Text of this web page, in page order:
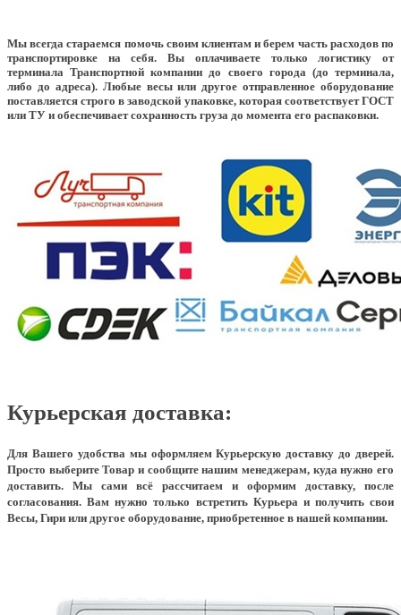
Мы всегда стараемся помочь своим клиентам и берем часть расходов по
транспортировке на себя. Вы оплачиваете только логистику от
терминала Транспортной компании до своего города (до терминала,
либо до адреса). Любые весы или другое отправленное оборудование
поставляется строго в заводской упаковке, которая соответствует ГОСТ
или ТУ и обеспечивает сохранность груза до момента его распаковки.
Курьерская доставка:
Для Вашего удобства мы оформляем Курьерскую доставку до дверей.
Просто выберите Товар и сообщите нашим менеджерам, куда нужно его
доставить. Мы сами всё рассчитаем и оформим доставку, после
согласования. Вам нужно только встретить Курьера и получить свои
Весы, Гири или другое оборудование, приобретенное в нашей компании.